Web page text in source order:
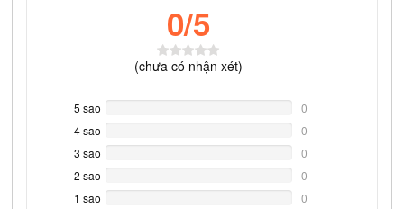
0/5
(chưa có nhận xét)
5 sao
Complete
0
4 sao
Complete
0
3 sao
Complete
0
2 sao
Complete
0
1 sao
0